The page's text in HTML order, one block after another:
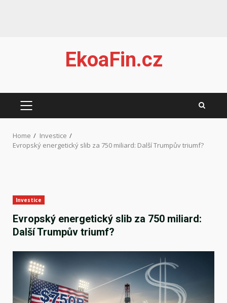
EkoaFin.cz
PRIMARY
Home
Investice
Evropský energetický slib za 750 miliard: Další Trumpův triumf?
Investice
Evropský energetický slib za 750 miliard:
Další Trumpův triumf?